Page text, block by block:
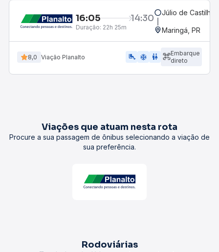
16:05 14:30
Duração: 22h 25m
Júlio de
Maringá, PR
8,0 Viação Planalto airline_seat_legroom_extra ac_unit WC
Embarque
direto
Viações que atuam nesta rota
Procure a sua passagem de ônibus selecionando a viação de
sua preferência.
Rodoviárias